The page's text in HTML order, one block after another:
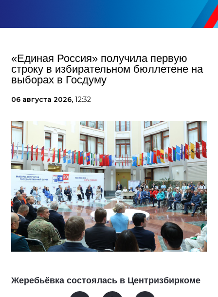
«Единая Россия» получила первую
строку в избирательном бюллетене на
выборах в Госдуму
06 августа 2026, 12:32
Жеребьёвка состоялась в Центризбиркоме